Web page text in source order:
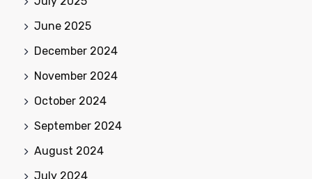
June 2025
December 2024
November 2024
October 2024
September 2024
August 2024
July 2024